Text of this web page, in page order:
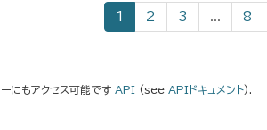
1 2 3 ... 8
にもアクセス可能です API (see APIドキュメント).